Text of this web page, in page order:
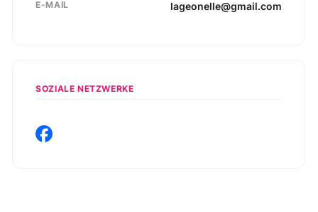
E-MAIL lageonelle@gmail.com
SOZIALE NETZWERKE